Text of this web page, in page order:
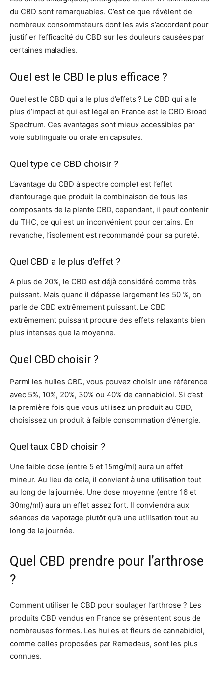
du CBD sont remarquables. C’est ce que révèlent de
nombreux consommateurs dont les avis s’accordent pour
justifier l’efficacité du CBD sur les douleurs causées par
certaines maladies.
Quel est le CBD le plus efficace ?
Quel est le CBD qui a le plus d’effets ? Le CBD qui a le
plus d’impact et qui est légal en France est le CBD Broad
Spectrum. Ces avantages sont mieux accessibles par
voie sublinguale ou orale en capsules.
Quel type de CBD choisir ?
L’avantage du CBD à spectre complet est l’effet
d’entourage que produit la combinaison de tous les
composants de la plante CBD, cependant, il peut contenir
du THC, ce qui est un inconvénient pour certains. En
revanche, l’isolement est recommandé pour sa pureté.
Quel CBD a le plus d’effet ?
A plus de 20%, le CBD est déjà considéré comme très
puissant. Mais quand il dépasse largement les 50 %, on
parle de CBD extrêmement puissant. Le CBD
extrêmement puissant procure des effets relaxants bien
plus intenses que la moyenne.
Quel CBD choisir ?
Parmi les huiles CBD, vous pouvez choisir une référence
avec 5%, 10%, 20%, 30% ou 40% de cannabidiol. Si c’est
la première fois que vous utilisez un produit au CBD,
choisissez un produit à faible consommation d’énergie.
Quel taux CBD choisir ?
Une faible dose (entre 5 et 15mg/ml) aura un effet
mineur. Au lieu de cela, il convient à une utilisation tout
au long de la journée. Une dose moyenne (entre 16 et
30mg/ml) aura un effet assez fort. Il conviendra aux
séances de vapotage plutôt qu’à une utilisation tout au
long de la journée.
Quel CBD prendre pour l’arthrose
?
Comment utiliser le CBD pour soulager l’arthrose ? Les
produits CBD vendus en France se présentent sous de
nombreuses formes. Les huiles et fleurs de cannabidiol,
comme celles proposées par Remedeus, sont les plus
connues.